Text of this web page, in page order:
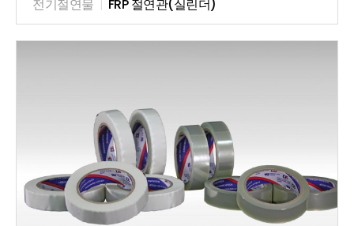
전기절연물 | FRP 절연관(실린더)